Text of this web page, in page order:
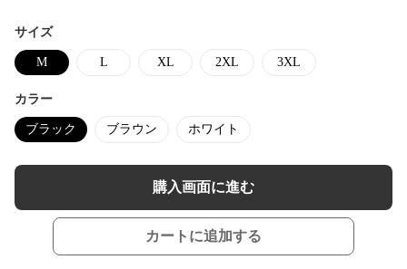
サイズ
M L XL 2XL 3XL
カラー
ブラック ブラウン ホワイト
購入画面に進む
カートに追加する